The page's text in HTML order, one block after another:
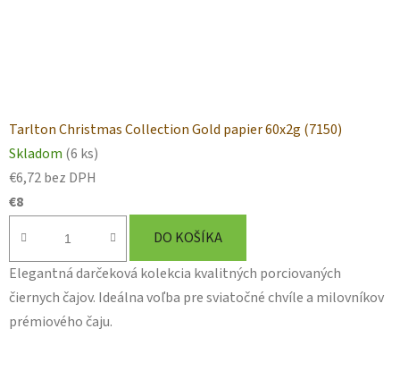
Tarlton Christmas Collection Gold papier 60x2g (7150)
Skladom (6 ks)
€6,72 bez DPH
€8
DO KOŠÍKA
Elegantná darčeková kolekcia kvalitných porciovaných
čiernych čajov. Ideálna voľba pre sviatočné chvíle a milovníkov
prémiového čaju.